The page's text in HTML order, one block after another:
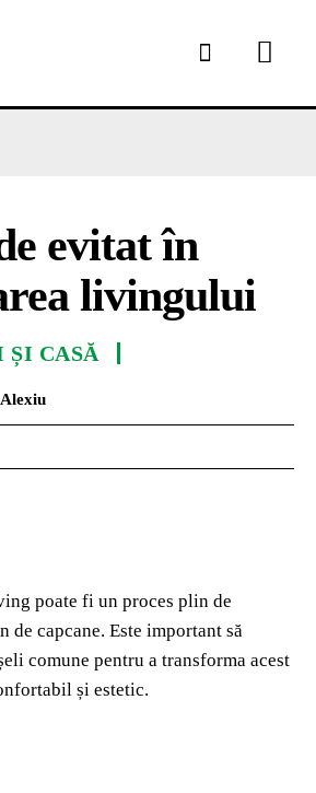
evitat în
livingului
ȘI CASĂ
poate fi un proces plin de
de capcane. Este important să
comune pentru a transforma acest
și estetic.